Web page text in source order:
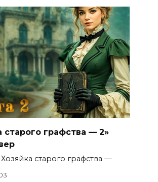
старого графства — 2»
старого графства —